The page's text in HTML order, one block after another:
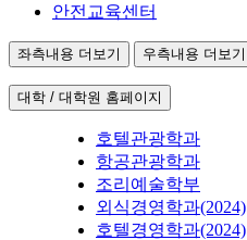
안전교육센터
좌측내용 더보기 우측내용 더보기
대학 / 대학원 홈페이지
호텔관광학과
항공관광학과
조리예술학부
외식경영학과(2024)
호텔경영학과(2024)